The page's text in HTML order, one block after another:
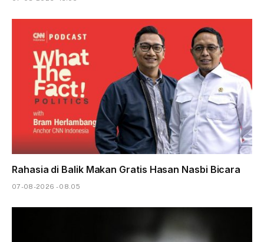
Rahasia di Balik Makan Gratis Hasan Nasbi Bicara
07-08-2026 - 08.05